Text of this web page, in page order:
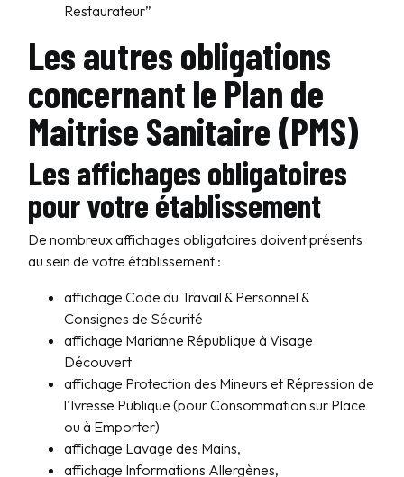
Restaurateur”
Les autres obligations
concernant le Plan de
Maitrise Sanitaire (PMS)
Les affichages obligatoires
pour votre établissement
De nombreux affichages obligatoires doivent présents
au sein de votre établissement :
affichage Code du Travail & Personnel &
Consignes de Sécurité
affichage Marianne République à Visage
Découvert
affichage Protection des Mineurs et Répression de
l'Ivresse Publique (pour Consommation sur Place
ou à Emporter)
affichage Lavage des Mains,
affichage Informations Allergènes,